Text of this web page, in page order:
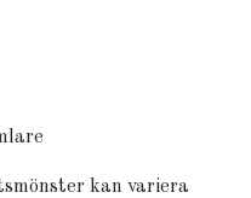
kan variera